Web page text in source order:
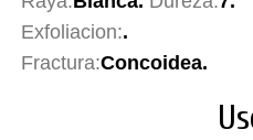
Exfoliacion:.
Fractura:Concoidea.